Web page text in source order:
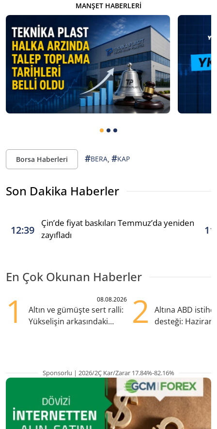
MANŞET HABERLERI
Borsa Haberleri #BERA, #KAP
Son Dakika Haberler
12:39
Çin’de fiyat baskıları Temmuz’da yeniden
zayıfladı
En Çok Okunan Haberler
1 08.08.2026
Altın ve gümüşte sert ralli:
Yükselişin arkasındaki
2
Altına ABD
desteği:
Sponsorlu | 2026/2Ç Kar/Zarar 17.84%-82.16%